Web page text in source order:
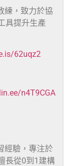
練，致力於協
具提升生產
62uqz2
n4T9CGA
經驗，專注於
長從0到1建構